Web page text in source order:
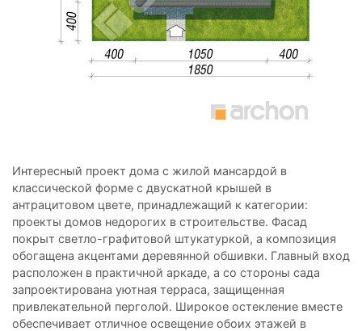
Интересный проект дома с жилой мансардой в
классической форме с двускатной крышей в
антрацитовом цвете, принадлежащий к категории:
проекты домов недорогих в строительстве. Фасад
покрыт светло-графитовой штукатуркой, а композиция
обогащена акцентами деревянной обшивки. Главный вход
расположен в практичной аркаде, а со стороны сада
запроектирована уютная терраса, защищенная
привлекательной перголой. Широкое остекление вместе
обеспечивает отличное освещение обоих этажей в